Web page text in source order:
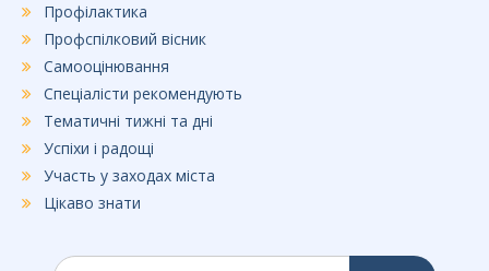
Профілактика
Профспілковий вісник
Самооцінювання
Спеціалісти рекомендують
Тематичні тижні та дні
Успіхи і радощі
Участь у заходах міста
Цікаво знати
Шукати: